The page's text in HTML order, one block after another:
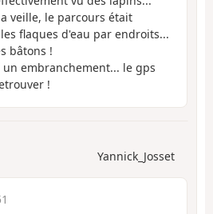
veille, le parcours était
flaques d'eau par endroits...
bâtons !
un embranchement... le gps
!
Yannick_Josset